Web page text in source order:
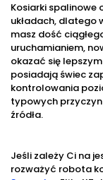
Kosiarki spalinowe
układach, dlatego
masz dość
uruchamianiem,
okazać się
posiadają świec
kontrolowania
typowych
źródła.
Jeśli zależy Ci na
rozważyć robota